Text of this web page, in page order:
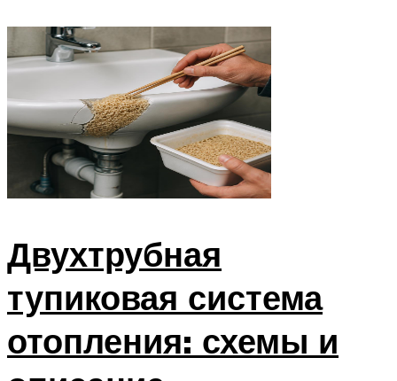
Двухтрубная
тупиковая система
отопления: схемы и